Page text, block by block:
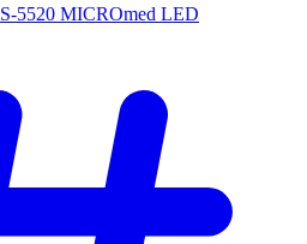
5520 MICROmed LED